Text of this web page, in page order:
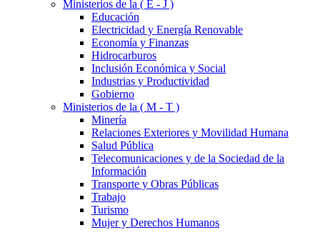
Ministerios de la ( E - J )
Educación
Electricidad y Energía Renovable
Economía y Finanzas
Hidrocarburos
Inclusión Económica y Social
Industrias y Productividad
Gobierno
Ministerios de la ( M - T )
Minería
Relaciones Exteriores y Movilidad Humana
Salud Pública
Telecomunicaciones y de la Sociedad de la
Información
Transporte y Obras Públicas
Trabajo
Turismo
Mujer y Derechos Humanos